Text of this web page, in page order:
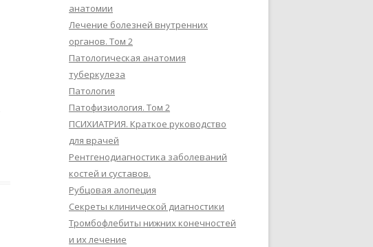
анатомии
Лечение болезней внутренних
органов. Том 2
Патологическая анатомия
туберкулеза
Патология
Патофизиология. Том 2
ПСИХИАТРИЯ. Краткое руководство
для врачей
Рентгенодиагностика заболеваний
костей и суставов.
Рубцовая алопеция
Секреты клинической диагностики
Тромбофлебиты нижних конечностей
и их лечение